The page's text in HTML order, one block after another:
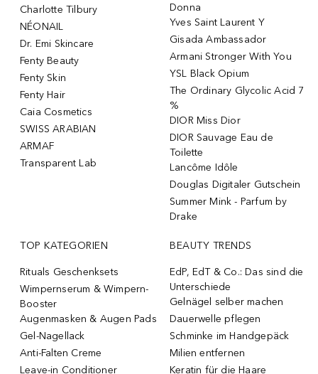
Charlotte Tilbury
NÉONAIL
Dr. Emi Skincare
Fenty Beauty
Fenty Skin
Fenty Hair
Caia Cosmetics
SWISS ARABIAN
ARMAF
Transparent Lab
Donna
Yves Saint Laurent Y
Gisada Ambassador
Armani Stronger With You
YSL Black Opium
The Ordinary Glycolic Acid 7
%
DIOR Miss Dior
DIOR Sauvage Eau de
Toilette
Lancôme Idôle
Douglas Digitaler Gutschein
Summer Mink - Parfum by
Drake
TOP KATEGORIEN
Rituals Geschenksets
Wimpernserum & Wimpern-
Booster
Augenmasken & Augen Pads
Gel-Nagellack
Anti-Falten Creme
Leave-in Conditioner
BEAUTY TRENDS
EdP, EdT & Co.: Das sind die
Unterschiede
Gelnägel selber machen
Dauerwelle pflegen
Schminke im Handgepäck
Milien entfernen
Keratin für die Haare